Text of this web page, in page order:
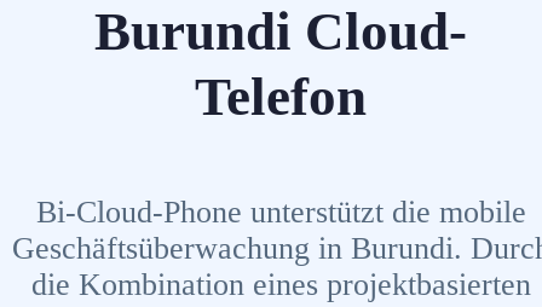
Burundi Cloud-
Telefon
Bi-Cloud-Phone unterstützt die mobile
Geschäftsüberwachung in Burundi.
die Kombination eines projektbasierten